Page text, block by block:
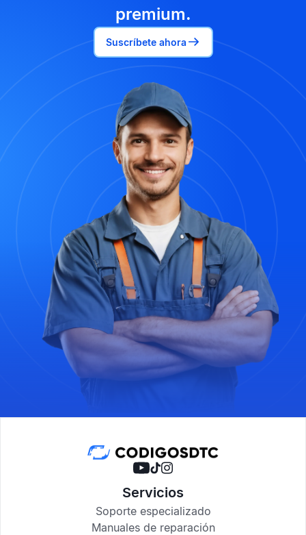
premium.
Suscríbete ahora
Servicios
Soporte especializado
Manuales de reparación